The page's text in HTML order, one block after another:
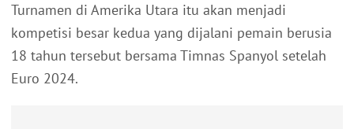
Turnamen di Amerika Utara itu akan menjadi
kompetisi besar kedua yang dijalani pemain berusia
18 tahun tersebut bersama Timnas Spanyol setelah
Euro 2024.